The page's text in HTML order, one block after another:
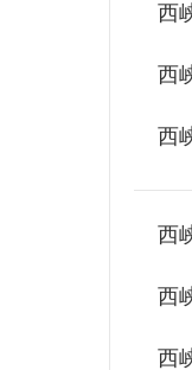
西
西
西
西
西
西